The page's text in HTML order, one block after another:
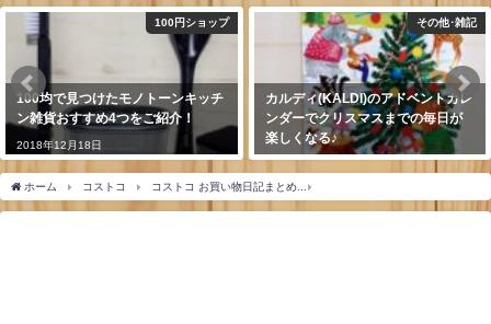
100円ショップ
100均で見つけたモノトーンキッチ
ン雑貨おすすめ4つをご紹介！
2018年12月18日
その他･雑記
カルディ(KALDI)のアドベントカレ
ンダーでクリスマスまでの毎日が
楽しくなる♪
ホーム コストコ コストコ お買い物日記まとめ